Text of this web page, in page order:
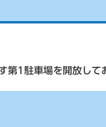
1駐車場を開放して